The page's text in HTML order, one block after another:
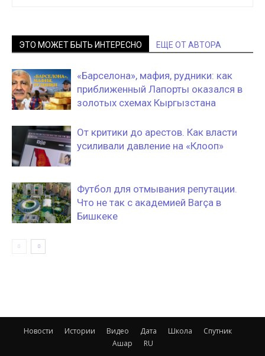
ЭТО МОЖЕТ БЫТЬ ИНТЕРЕСНО ЕЩЕ ОТ АВТОРА
«Барселона», мафия, рудники: как
приближенный Лапорты оказался в
золотых схемах Кыргызстана
От критики до арестов. Как власти
усиливали давление на «Клооп»
Футбол для отмывания репутации.
Что не так с академией Barça в
Бишкеке
Новости Истории Видео Дата Школа
Спутник
Ашар
RU